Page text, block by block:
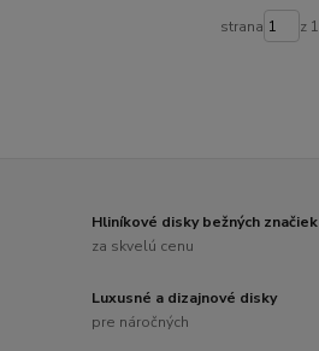
strana z 1
Hliníkové disky bežných značiek
za skvelú cenu
Luxusné a dizajnové disky
pre náročných